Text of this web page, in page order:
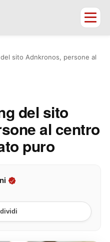
sito Adnkronos, persone al
del sito
al centro
puro